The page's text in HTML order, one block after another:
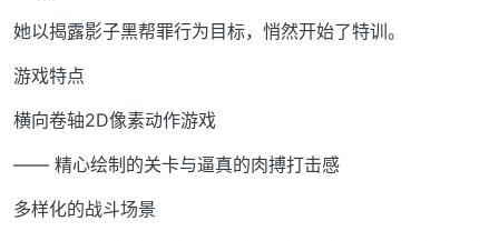
她以揭露影子黑帮罪行为目标，悄然开始了特训。
游戏特点
横向卷轴2D像素动作游戏
—— 精心绘制的关卡与逼真的肉搏打击感
多样化的战斗场景